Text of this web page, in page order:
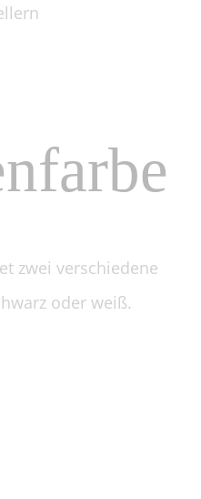
zwei verschiedene
oder weiß.